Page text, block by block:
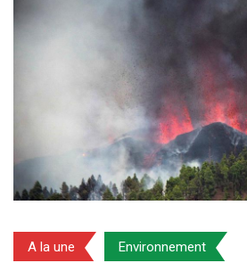
A la une Environnement